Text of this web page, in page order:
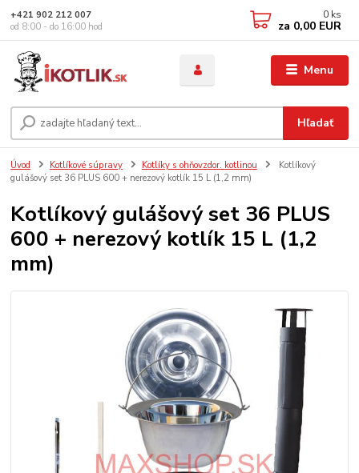
Menu
Hľadať
+421 902 212 007
od 8:00 - do 16:00 hod
0 ks
za 0,00 EUR
Úvod Kotlíkové súpravy Kotlíky s ohňovzdor. kotlinou
Kotlíkový
gulášový set 36 PLUS 600 + nerezový kotlík 15 L (1,2 mm)
Kotlíkový gulášový set 36 PLUS
600 + nerezový kotlík 15 L (1,2
mm)